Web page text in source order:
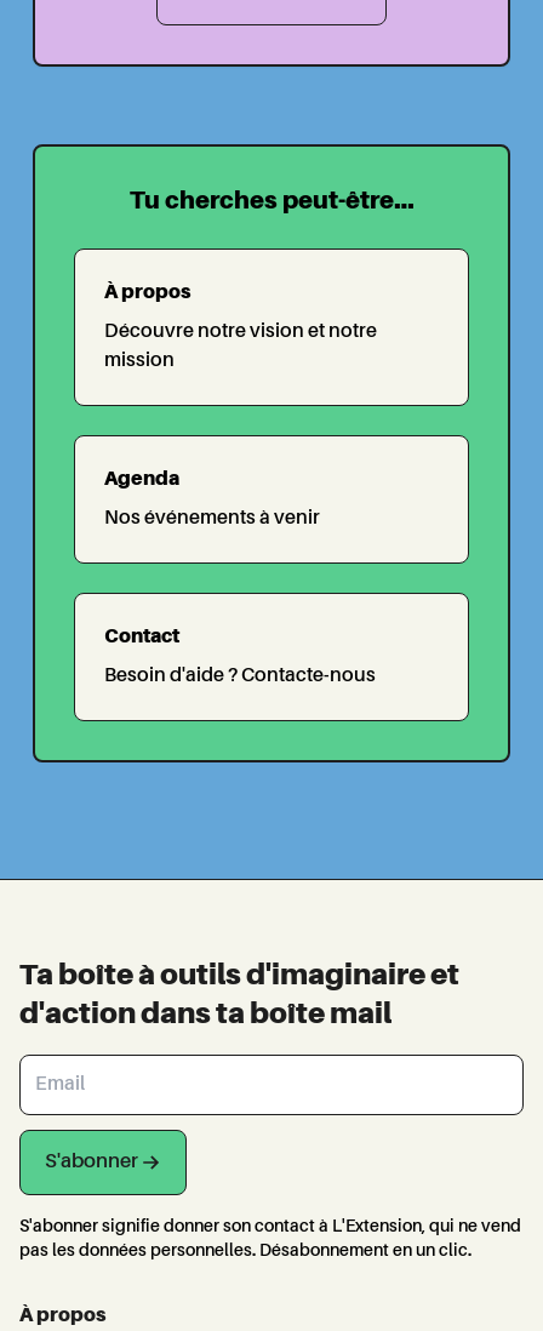
Tu cherches peut-être...
À propos
Découvre notre vision et notre
mission
Agenda
Nos événements à venir
Contact
Besoin d'aide ? Contacte-nous
Ta boîte à outils d'imaginaire et
d'action dans ta boîte mail
S'abonner
S'abonner signifie donner son contact à L'Extension, qui ne vend
pas les données personnelles. Désabonnement en un clic.
À propos